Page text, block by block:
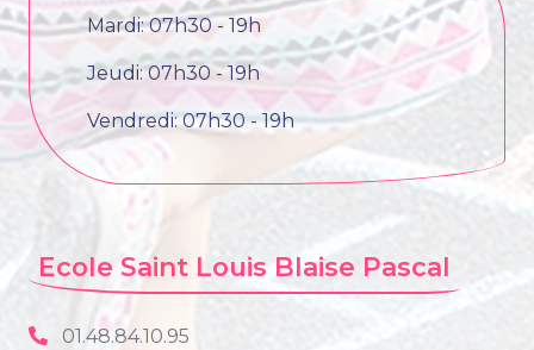
Mardi: 07h30 - 19h
Jeudi: 07h30 - 19h
Vendredi: 07h30 - 19h
Ecole Saint Louis Blaise Pascal
01.48.84.10.95